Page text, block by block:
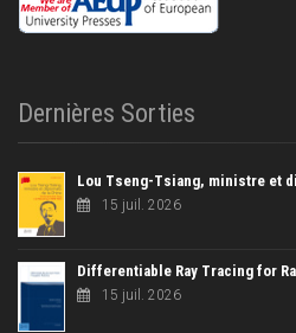
Dernières Sorties
Lou Tseng-Tsiang, ministre et
15 juil. 2026
Differentiable Ray Tracing for
15 juil. 2026